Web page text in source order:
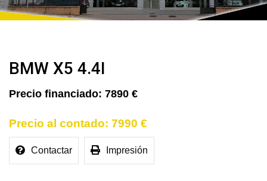
BMW X5 4.4I
7890 €
7990 €
Contactar Impresión